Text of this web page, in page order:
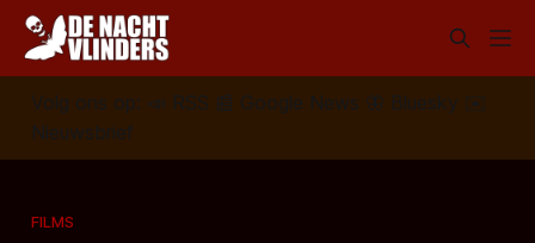
Volg ons op: 📣 RSS 📰 Google News 🦋 Bluesky
✉️
Nieuwsbrief
FILMS